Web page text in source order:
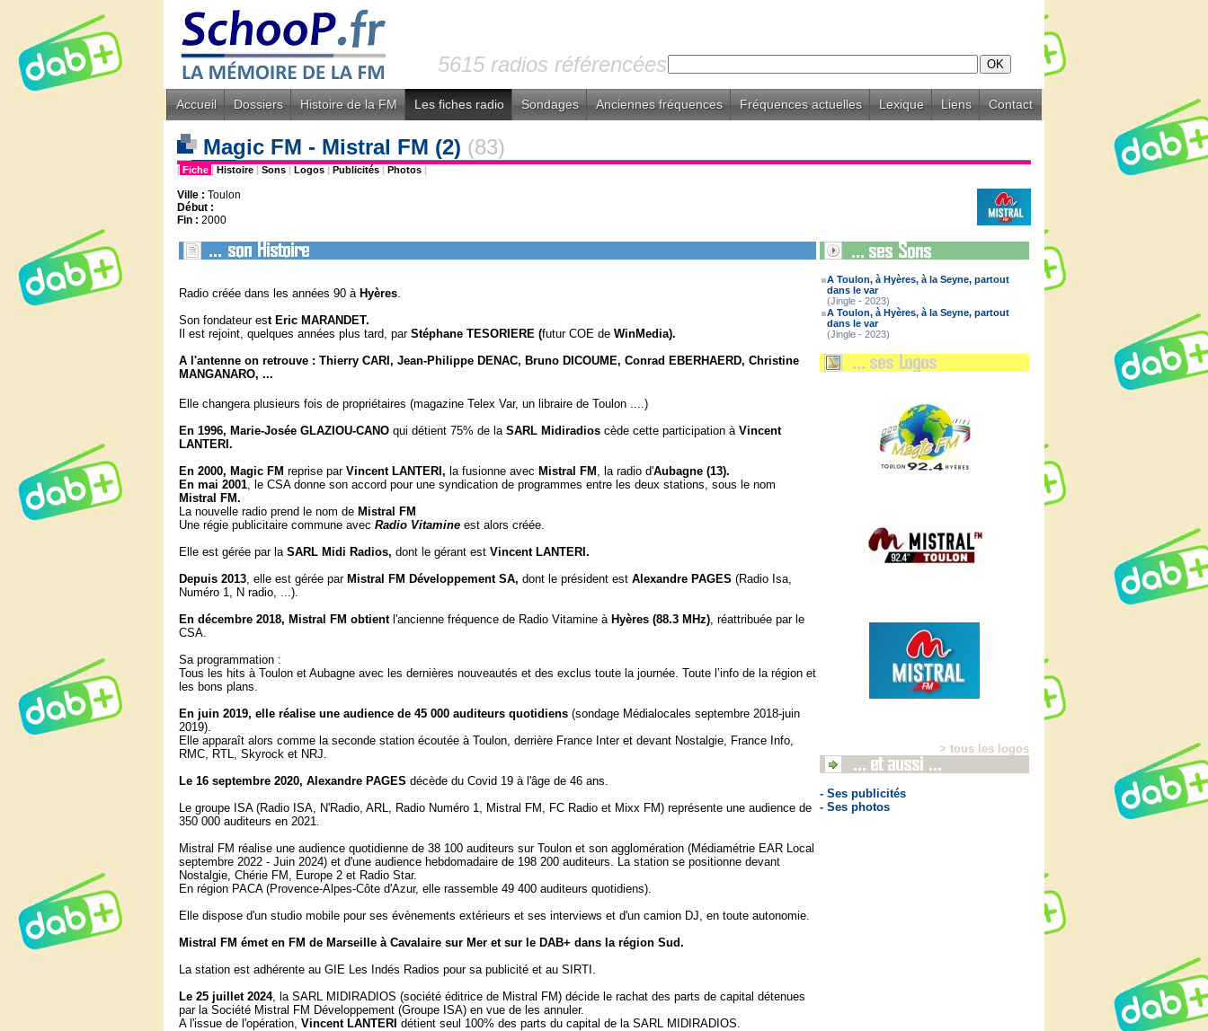
5615 radios référencées
Accueil Dossiers Histoire de la FM Les fiches radio Sondages Anciennes fréquences Fréquences actuelles Lexique Liens Contact
Magic FM - Mistral FM (2) (83)
| Fiche | Histoire | Sons | Logos | Publicités | Photos |
Ville : Toulon
Début :
Fin : 2000
Radio créée dans les années 90 à Hyères.
Son fondateur est Eric MARANDET.
Il est rejoint, quelques années plus tard, par Stéphane TESORIERE (futur COE de WinMedia).
A l'antenne on retrouve : Thierry CARI, Jean-Philippe DENAC, Bruno DICOUME, Conrad EBERHAERD, Christine
MANGANARO, ...
Elle changera plusieurs fois de propriétaires (magazine Telex Var, un libraire de Toulon ....)
En 1996, Marie-Josée GLAZIOU-CANO qui détient 75% de laSARL Midiradios cède cette participation à Vincent
LANTERI.
En 2000, Magic FM reprise par Vincent LANTERI, la fusionne avec Mistral FM , la radio d'Aubagne (13).
En mai 2001, le CSA donne son accord pour une syndication de programmes entre les deux stations, sous le nom
Mistral FM.
La nouvelle radio prend le nom de Mistral FM
Une régie publicitaire commune avec Radio Vitamine est alors créée.
Elle est gérée par la SARL Midi Radios, dont le gérant est Vincent LANTERI.
Depuis 2013, elle est gérée par Mistral FM Développement SA, dont le président est Alexandre PAGES (Radio Isa,
Numéro 1, N radio, ...).
En décembre 2018, Mistral FM obtientl'ancienne fréquence de Radio Vitamine àHyères (88.3 MHz), réattribuée par le
CSA.
Sa programmation :
Tous les hits à Toulon et Aubagne avec les dernières nouveautés et des exclus toute la journée. Toute l’info de la région et
les bons plans.
En juin 2019, elle réalise une audience de 45 000 auditeurs quotidiens (sondage Médialocales septembre 2018-juin
2019).
Elle apparaît alors comme la seconde station écoutée à Toulon, derrière France Inter et devant Nostalgie, France Info,
RMC, RTL, Skyrock et NRJ.
Le 16 septembre 2020, Alexandre PAGES décède du Covid 19 à l'âge de 46 ans.
Le groupe ISA (Radio ISA, N'Radio, ARL, Radio Numéro 1, Mistral FM, FC Radio et Mixx FM) représente une audience de
350 000 auditeurs en 2021.
Mistral FM réalise une audience quotidienne de 38 100 auditeurs sur Toulon et son agglomération (Médiamétrie EAR Local
septembre 2022 - Juin 2024) et d'une audience hebdomadaire de 198 200 auditeurs. La station se positionne devant
Nostalgie, Chérie FM, Europe 2 et Radio Star.
En région PACA (Provence-Alpes-Côte d'Azur, elle rassemble 49 400 auditeurs quotidiens).
Elle dispose d'un studio mobile pour ses évènements extérieurs et ses interviews et d'un camion DJ, en toute autonomie.
Mistral FM émet en FM de Marseille à Cavalaire sur Mer et sur le DAB+ dans la région Sud.
La station est adhérente au GIE Les Indés Radios pour sa publicité et au SIRTI.
Le 25 juillet 2024, la SARL MIDIRADIOS (société éditrice de Mistral FM) décide le rachat des parts de capital détenues
par la Société Mistral FM Développement (Groupe ISA) en vue de les annuler.
A l'issue de l'opération, Vincent LANTERI détient seul 100% des parts du capital de la SARL MIDIRADIOS.
A Toulon, à Hyères, à la Seyne, partout
dans le var
(Jingle - 2023)
A Toulon, à Hyères, à la Seyne, partout
dans le var
(Jingle - 2023)
> tous les logos
- Ses publicités
- Ses photos